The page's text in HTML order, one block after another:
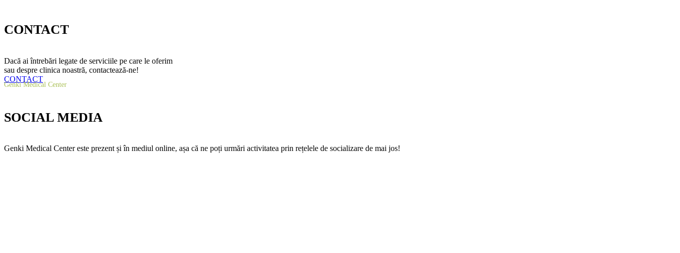
CONTACT
Dacă ai întrebări legate de serviciile pe care le oferim
sau despre clinica noastră, contactează-ne!
CONTACT
Genki Medical Center
SOCIAL MEDIA
Genki Medical Center este prezent și în mediul online, așa că ne poți urmări activitatea prin rețelele de socializare de mai jos!